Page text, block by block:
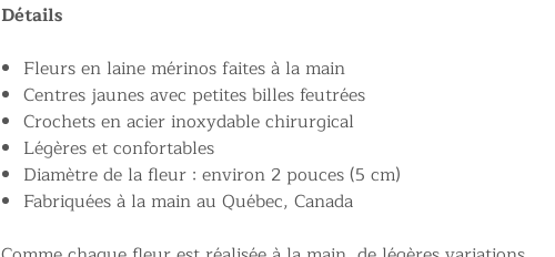
Détails
Fleurs en laine mérinos faites à la main
Centres jaunes avec petites billes feutrées
Crochets en acier inoxydable chirurgical
Légères et confortables
Diamètre de la fleur : environ 2 pouces (5 cm)
Fabriquées à la main au Québec, Canada